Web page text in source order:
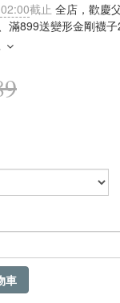
截止 全店，歡慶
滿899送變形金剛襪子
車